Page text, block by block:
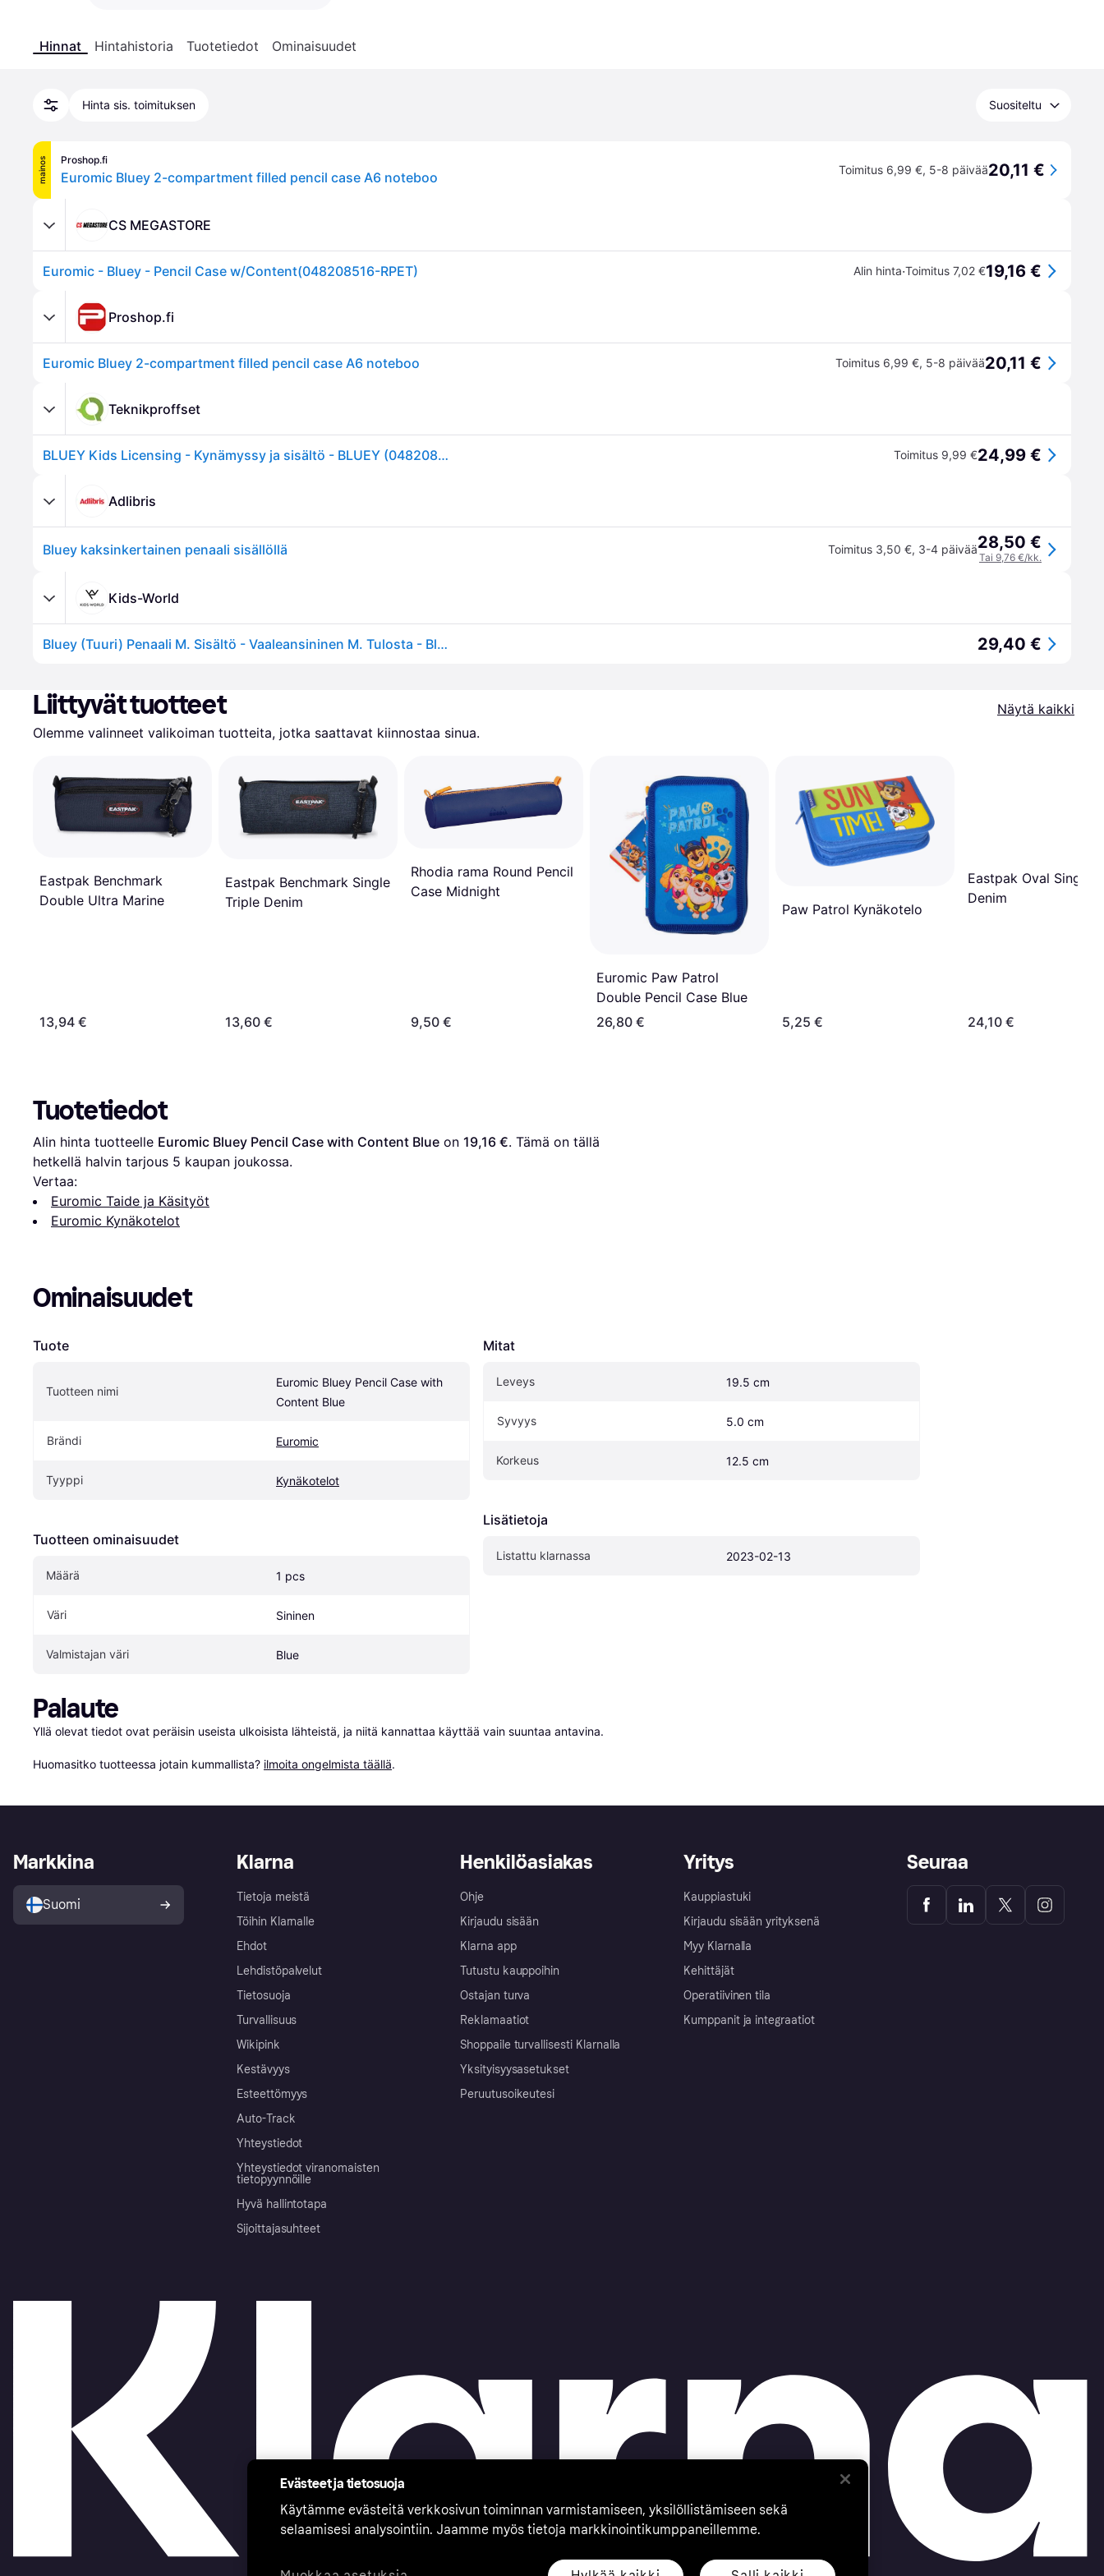
Hinnat Hintahistoria Tuotetiedot Ominaisuudet
Hinta sis. toimituksen Suositeltu
mainos Proshop.fi
Euromic Bluey 2-compartment filled pencil case A6 noteboo Toimitus 6,99 €, 5-8 päivää20,11 €
CS MEGASTORE
Euromic - Bluey - Pencil Case w/Content(048208516-RPET) Alin hinta·Toimitus 7,02 €19,16 €
Proshop.fi
Euromic Bluey 2-compartment filled pencil case A6 noteboo Toimitus 6,99 €, 5-8 päivää20,11 €
Teknikproffset
BLUEY Kids Licensing - Kynämyssy ja sisältö - BLUEY (048208516-RPET) Toimitus 9,99 €24,99 €
Adlibris
Bluey kaksinkertainen penaali sisällöllä Toimitus 3,50 €, 3-4 päivää28,50 €
Tai 9,76 €/kk.
Kids-World
Bluey (Tuuri) Penaali M. Sisältö - Vaaleansininen M. Tulosta - Bluey - OneSize - Penaalit 29,40 €
Liittyvät tuotteet
Näytä kaikki
Olemme valinneet valikoiman tuotteita, jotka saattavat kiinnostaa sinua.
Eastpak Benchmark
Double Ultra Marine
13,94 €
Eastpak Benchmark Single
Triple Denim
13,60 €
Rhodia rama Round Pencil
Case Midnight
9,50 €
Euromic Paw Patrol
Double Pencil Case Blue
26,80 €
Paw Patrol Kynäkotelo
5,25 €
Eastpak Oval Single
Denim
24,10 €
Tuotetiedot
Alin hinta tuotteelle Euromic Bluey Pencil Case with Content Blue on 19,16 €. Tämä on tällä
hetkellä halvin tarjous 5 kaupan joukossa.
Vertaa:
Euromic Taide ja Käsityöt
Euromic Kynäkotelot
Ominaisuudet
Tuote
Tuotteen nimi
Euromic Bluey Pencil Case with
Content Blue
Brändi Euromic
Tyyppi Kynäkotelot
Tuotteen ominaisuudet
Määrä 1 pcs
Väri Sininen
Valmistajan väri Blue
Mitat
Leveys 19.5 cm
Syvyys 5.0 cm
Korkeus 12.5 cm
Lisätietoja
Listattu klarnassa 2023-02-13
Palaute
Yllä olevat tiedot ovat peräisin useista ulkoisista lähteistä, ja niitä kannattaa käyttää vain suuntaa antavina.
Huomasitko tuotteessa jotain kummallista? ilmoita ongelmista täällä.
Klarna
Tietoja meistä
Töihin Klarnalle
Ehdot
Lehdistöpalvelut
Tietosuoja
Turvallisuus
Wikipink
Kestävyys
Esteettömyys
Auto-Track
Yhteystiedot
Yhteystiedot viranomaisten
tietopyynnöille
Hyvä hallintotapa
Sijoittajasuhteet
Henkilöasiakas
Ohje
Kirjaudu sisään
Klarna app
Tutustu kauppoihin
Ostajan turva
Reklamaatiot
Shoppaile turvallisesti Klarnalla
Yksityisyysasetukset
Peruutusoikeutesi
Yritys
Kauppiastuki
Kirjaudu sisään yrityksenä
Myy Klarnalla
Kehittäjät
Operatiivinen tila
Kumppanit ja integraatiot
Markkina
Suomi
Seuraa
Evästeet ja tietosuoja
Käytämme evästeitä verkkosivun toiminnan varmistamiseen, yksilöllistämiseen sekä
selaamisesi analysointiin. Jaamme myös tietoja markkinointikumppaneillemme.